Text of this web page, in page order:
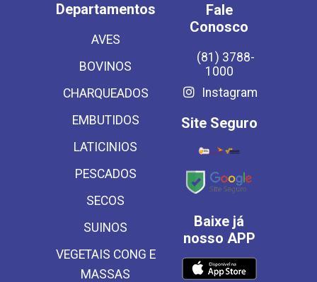
Departamentos
AVES
BOVINOS
CHARQUEADOS
EMBUTIDOS
LATICINIOS
PESCADOS
SECOS
SUINOS
VEGETAIS CONG E
MASSAS
Fale
Conosco
(81) 3788-
1000
Instagram
Site Seguro
Baixe já
nosso APP